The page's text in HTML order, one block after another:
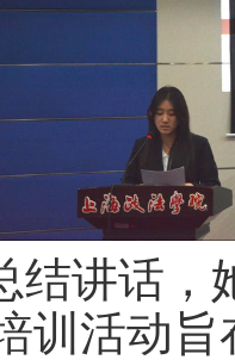
结讲话，
训活动